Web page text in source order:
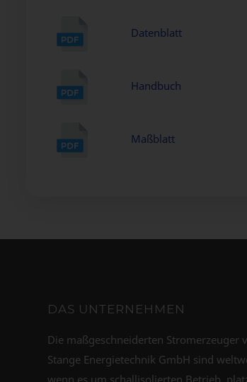
Datenblatt
Handbuch
Maßblatt
DAS UNTERNEHMEN
Die maßgeschneiderten Stromerzeuger
Stange Energietechnik GmbH sind
wenn es um schallisolierten Betrieb,